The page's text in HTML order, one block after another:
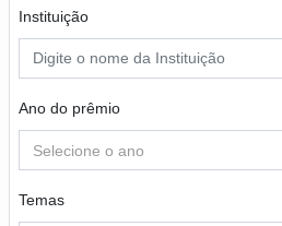
Instituição
Ano do prêmio
Selecione o ano
Temas